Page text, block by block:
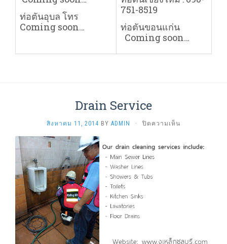
ท่อตันอุบล โทร
Coming soon…
751-8519
ท่อตันขอนแก่น
Coming soon…
Drain Service
สิงหาคม 11, 2014 BY ADMIN · ปิดความเห็น